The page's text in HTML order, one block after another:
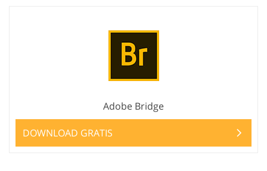
Adobe Bridge
DOWNLOAD GRATIS